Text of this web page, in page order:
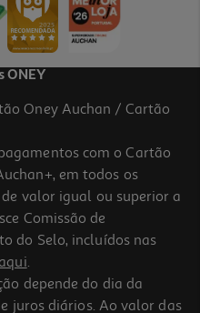
5.0
ONEY
Oney Auchan / Cartão
com o Cartão
em todos os
valor igual ou superior a
Comissão de
do Selo, incluídos nas
aqui.
depende do dia da
juros diários. Ao valor das